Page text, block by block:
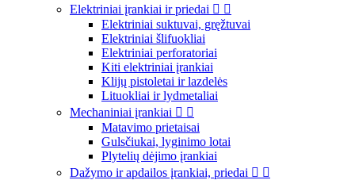
Elektriniai įrankiai ir priedai  
Elektriniai suktuvai, gręžtuvai
Elektriniai šlifuokliai
Elektriniai perforatoriai
Kiti elektriniai įrankiai
Klijų pistoletai ir lazdelės
Lituokliai ir lydmetaliai
Mechaniniai įrankiai  
Matavimo prietaisai
Gulsčiukai, lyginimo lotai
Plytelių dėjimo įrankiai
Dažymo ir apdailos įrankiai, priedai  